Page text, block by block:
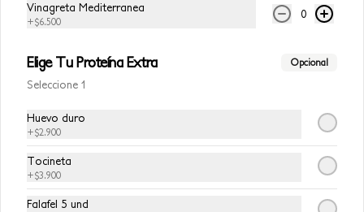
Vinagreta Mediterranea
+$6.500
0
Elige Tu Proteína Extra Opcional
Seleccione 1
Huevo duro
+$2.900
Tocineta
+$3.900
Falafel 5 und